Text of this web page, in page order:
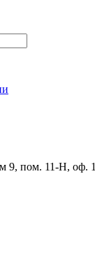
9, пом. 11-Н, оф. 1